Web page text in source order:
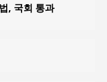
, 국회 통과